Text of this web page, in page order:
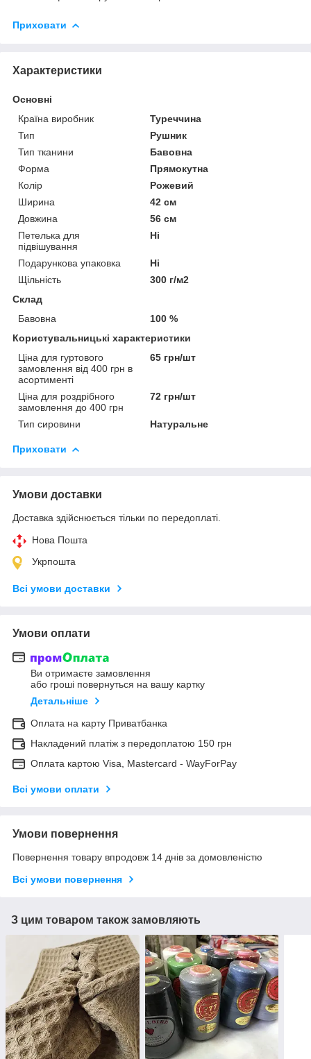
Приховати
Характеристики
Основні
Країна виробник
Туреччина
Тип
Рушник
Тип тканини
Бавовна
Форма
Прямокутна
Колір
Рожевий
Ширина
42 см
Довжина
56 см
Петелька для
підвішування
Ні
Подарункова упаковка
Ні
Щільність
300 г/м2
Склад
Бавовна
100 %
Користувальницькі характеристики
Ціна для гуртового
замовлення від 400 грн в
асортименті
65 грн/шт
Ціна для роздрібного
замовлення до 400 грн
72 грн/шт
Тип сировини Натуральне
Приховати
Умови доставки
Доставка здійснюється тільки по передоплаті.
Нова Пошта
Укрпошта
Всі умови доставки
Умови оплати
Ви отримаєте замовлення
або гроші повернуться на вашу картку
Детальніше
Оплата на карту Приватбанка
Накладений платіж з передоплатою 150 грн
Оплата картою Visa, Mastercard - WayForPay
Всі умови оплати
Умови повернення
Повернення товару впродовж 14 днів за домовленістю
Всі умови повернення
З цим товаром також замовляють